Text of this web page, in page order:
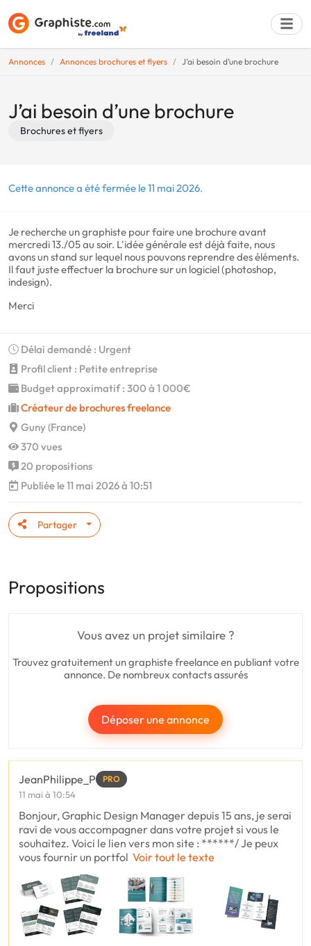
Annonces Annonces brochures et flyers J’ai besoin d’une brochure
J’ai besoin d’une brochure
Brochures et flyers
Cette annonce a été fermée le 11 mai 2026.
Je recherche un graphiste pour faire une brochure avant
mercredi 13./05 au soir. L'idée générale est déjà faite, nous
avons un stand sur lequel nous pouvons reprendre des éléments.
Il faut juste effectuer la brochure sur un logiciel (photoshop,
indesign).
Merci
Délai demandé : Urgent
Profil client : Petite entreprise
Budget approximatif : 300 à 1 000€
Créateur de brochures freelance
Guny (France)
370 vues
20 propositions
Publiée le 11 mai 2026 à 10:51
Partager
Propositions
Vous avez un projet similaire ?
Trouvez gratuitement un graphiste freelance en publiant votre
annonce. De nombreux contacts assurés
Déposer une annonce
JeanPhilippe_P PRO
11 mai à 10:54
Bonjour, Graphic Design Manager depuis 15 ans, je serai
ravi de vous accompagner dans votre projet si vous le
souhaitez. Voici le lien vers mon site : ******/ Je peux
vous fournir un portfol Voir tout le texte